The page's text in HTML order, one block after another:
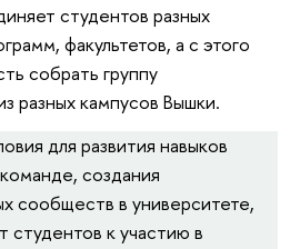
студентов разных
факультетов, а с этого
собрать группу
разных кампусов Вышки.
для развития навыков
создания
сообществ в университете,
студентов к участию в